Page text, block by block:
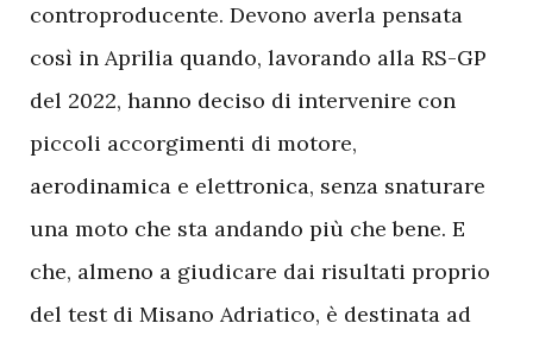
controproducente. Devono averla pensata
così in Aprilia quando, lavorando alla RS-GP
del 2022, hanno deciso di intervenire con
piccoli accorgimenti di motore,
aerodinamica e elettronica, senza snaturare
una moto che sta andando più che bene. E
che, almeno a giudicare dai risultati proprio
del test di Misano Adriatico, è destinata ad